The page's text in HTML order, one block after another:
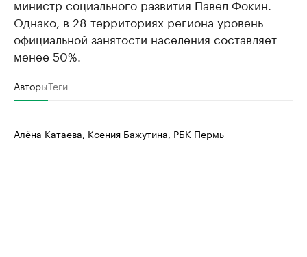
министр социального развития Павел Фокин.
Однако, в 28 территориях региона уровень
официальной занятости населения составляет
менее 50%.
АвторыТеги
Алёна Катаева, Ксения Бажутина, РБК Пермь